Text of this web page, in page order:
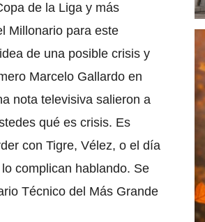
de la Liga y más
Millonario para este
de una posible crisis y
Marcelo Gallardo en
nota televisiva salieron a
qué es crisis. Es
con Tigre, Vélez, o el día
complican hablando. Se
Técnico del Más Grande